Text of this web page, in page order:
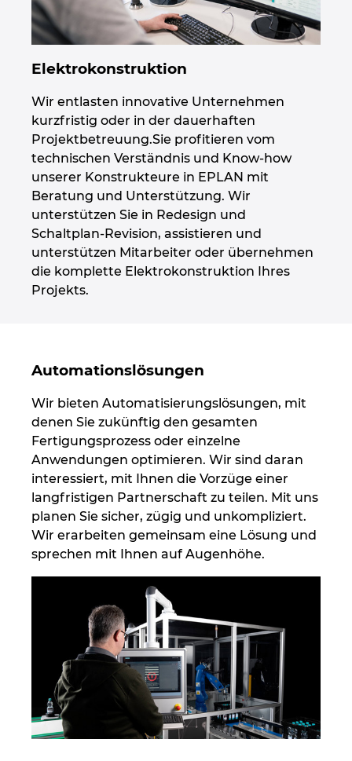
Elektrokonstruktion
Wir entlasten innovative Unternehmen
kurzfristig oder in der dauerhaften
Projektbetreuung.Sie profitieren vom
technischen Verständnis und Know-how
unserer Konstrukteure in EPLAN mit
Beratung und Unterstützung. Wir
unterstützen Sie in Redesign und
Schaltplan-Revision, assistieren und
unterstützen Mitarbeiter oder übernehmen
die komplette Elektrokonstruktion Ihres
Projekts.
Automationslösungen
Wir bieten Automatisierungslösungen, mit
denen Sie zukünftig den gesamten
Fertigungsprozess oder einzelne
Anwendungen optimieren. Wir sind daran
interessiert, mit Ihnen die Vorzüge einer
langfristigen Partnerschaft zu teilen. Mit uns
planen Sie sicher, zügig und unkompliziert.
Wir erarbeiten gemeinsam eine Lösung und
sprechen mit Ihnen auf Augenhöhe.